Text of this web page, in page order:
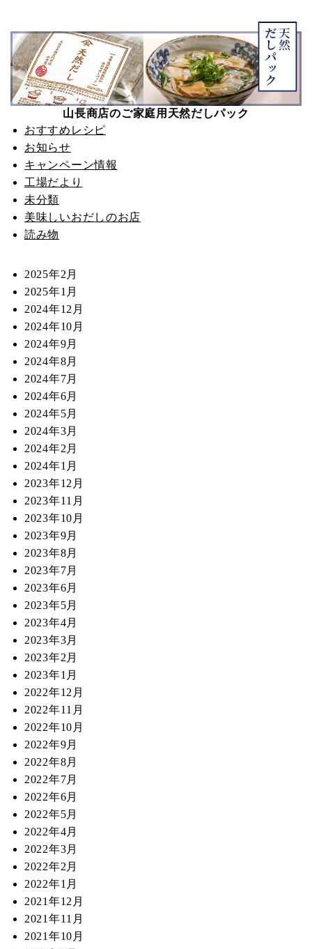
山長商店のご家庭用天然だしパック
おすすめレシピ
お知らせ
キャンペーン情報
工場だより
未分類
美味しいおだしのお店
読み物
2025年2月
2025年1月
2024年12月
2024年10月
2024年9月
2024年8月
2024年7月
2024年6月
2024年5月
2024年3月
2024年2月
2024年1月
2023年12月
2023年11月
2023年10月
2023年9月
2023年8月
2023年7月
2023年6月
2023年5月
2023年4月
2023年3月
2023年2月
2023年1月
2022年12月
2022年11月
2022年10月
2022年9月
2022年8月
2022年7月
2022年6月
2022年5月
2022年4月
2022年3月
2022年2月
2022年1月
2021年12月
2021年11月
2021年10月